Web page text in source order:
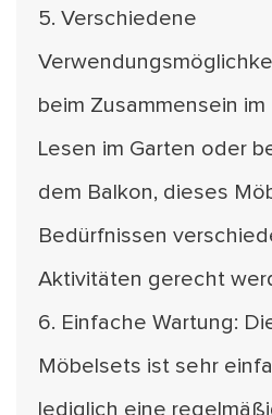
5. Verschiedene
beim Zusammensein
Lesen im Garten oder
dem Balkon, dieses
Bedürfnissen
Aktivitäten gerecht
6. Einfache Wartung:
Möbelsets ist sehr
lediglich eine